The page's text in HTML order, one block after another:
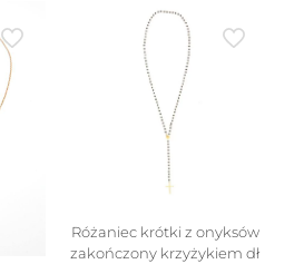
Różaniec krótki z onyksów
zakończony krzyżykiem dł